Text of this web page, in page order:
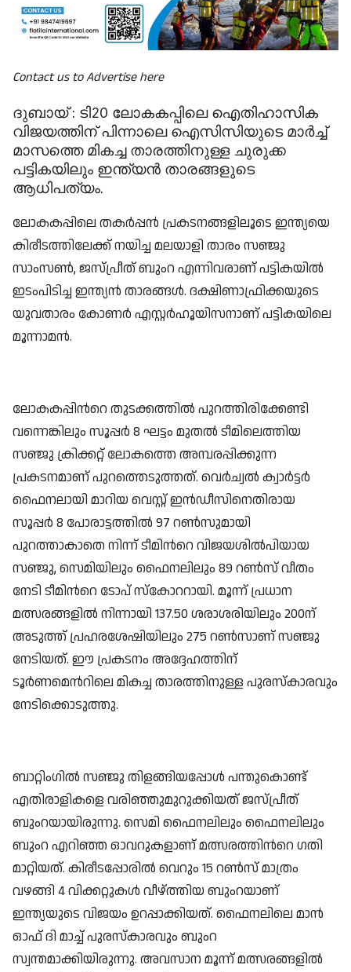
Contact us to Advertise here
ദുബായ് : ടി20 ലോകകപ്പിലെ ഐതിഹാസിക
വിജയത്തിന് പിന്നാലെ ഐസിസിയുടെ മാർച്ച്‌
മാസത്തെ മികച്ച താരത്തിനുള്ള ചുരുക്ക
പട്ടികയിലും ഇന്ത്യൻ താരങ്ങളുടെ
ആധിപത്യം.
ലോകകപ്പിലെ തകർപ്പൻ പ്രകടനങ്ങളിലൂടെ ഇന്ത്യയെ
കിരീടത്തിലേക്ക് നയിച്ച മലയാളി താരം സഞ്ജു
സാംസണ്‍, ജസ്പ്രീത് ബുംറ എന്നിവരാണ് പട്ടികയില്‍
ഇടംപിടിച്ച ഇന്ത്യൻ താരങ്ങള്‍. ദക്ഷിണാഫ്രിക്കയുടെ
യുവതാരം കോണർ എസ്റ്റർഹൂയിസനാണ് പട്ടികയിലെ
മൂന്നാമൻ.
ലോകകപ്പിന്‍റെ തുടക്കത്തില്‍ പുറത്തിരിക്കേണ്ടി
വന്നെങ്കിലും സൂപ്പർ 8 ഘട്ടം മുതല്‍ ടീമിലെത്തിയ
സഞ്ജു ക്രിക്കറ്റ് ലോകത്തെ അമ്പരപ്പിക്കുന്ന
പ്രകടനമാണ് പുറത്തെടുത്തത്. വെര്‍ച്വല്‍ ക്വാര്‍ട്ടര്‍
ഫൈനലായി മാറിയ വെസ്റ്റ് ഇന്‍ഡീസിനെതിരായ
സൂപ്പര്‍ 8 പോരാട്ടത്തില്‍ 97 റണ്‍സുമായി
പുറത്താകാതെ നിന്ന് ടീമിന്‍റെ വിജയശില്‍പിയായ
സഞ്ജു, സെമിയിലും ഫൈനലിലും 89 റണ്‍സ് വീതം
നേടി ടീമിന്‍റെ ടോപ് സ്കോററായി. മൂന്ന് പ്രധാന
മത്സരങ്ങളില്‍ നിന്നായി 137.50 ശരാശരിയിലും 200ന്
അടുത്ത് പ്രഹരശേഷിയിലും 275 റണ്‍സാണ് സഞ്ജു
നേടിയത്. ഈ പ്രകടനം അദ്ദേഹത്തിന്
ടൂർണമെന്‍റിലെ മികച്ച താരത്തിനുള്ള പുരസ്കാരവും
നേടിക്കൊടുത്തു.
ബാറ്റിംഗില്‍ സഞ്ജു തിളങ്ങിയപ്പോള്‍ പന്തുകൊണ്ട്
എതിരാളികളെ വരിഞ്ഞുമുറുക്കിയത് ജസ്പ്രീത്
ബുംറയായിരുന്നു. സെമി ഫൈനലിലും ഫൈനലിലും
ബുംറ എറിഞ്ഞ ഓവറുകളാണ് മത്സരത്തിന്‍റെ ഗതി
മാറ്റിയത്. കിരീടപ്പോരില്‍ വെറും 15 റണ്‍സ് മാത്രം
വഴങ്ങി 4 വിക്കറ്റുകള്‍ വീഴ്ത്തിയ ബുംറയാണ്
ഇന്ത്യയുടെ വിജയം ഉറപ്പാക്കിയത്. ഫൈനലിലെ മാൻ
ഓഫ് ദി മാച്ച്‌ പുരസ്കാരവും ബുംറ
സ്വന്തമാക്കിയിരുന്നു. അവസാന മൂന്ന് മത്സരങ്ങളില്‍